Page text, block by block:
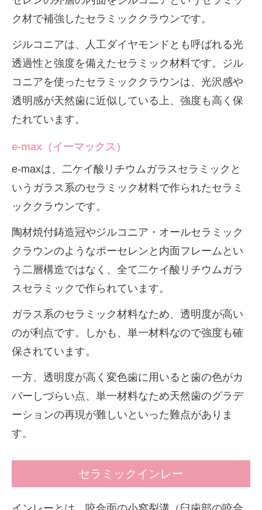
ク材で補強したセラミッククラウンです。
ジルコニアは、人工ダイヤモンドとも呼ばれる光
透過性と強度を備えたセラミック材料です。ジル
コニアを使ったセラミッククラウンは、光沢感や
透明感が天然歯に近似している上、強度も高く保
たれています。
e-max（イーマックス）
e-maxは、二ケイ酸リチウムガラスセラミックと
いうガラス系のセラミック材料で作られたセラミ
ッククラウンです。
陶材焼付鋳造冠やジルコニア・オールセラミック
クラウンのようなポーセレンと内面フレームとい
う二層構造ではなく、全て二ケイ酸リチウムガラ
スセラミックで作られています。
ガラス系のセラミック材料なため、透明度が高い
のが利点です。しかも、単一材料なので強度も確
保されています。
一方、透明度が高く変色歯に用いると歯の色がカ
バーしづらい点、単一材料なため天然歯のグラデ
ーションの再現が難しいといった難点がありま
す。
セラミックインレー